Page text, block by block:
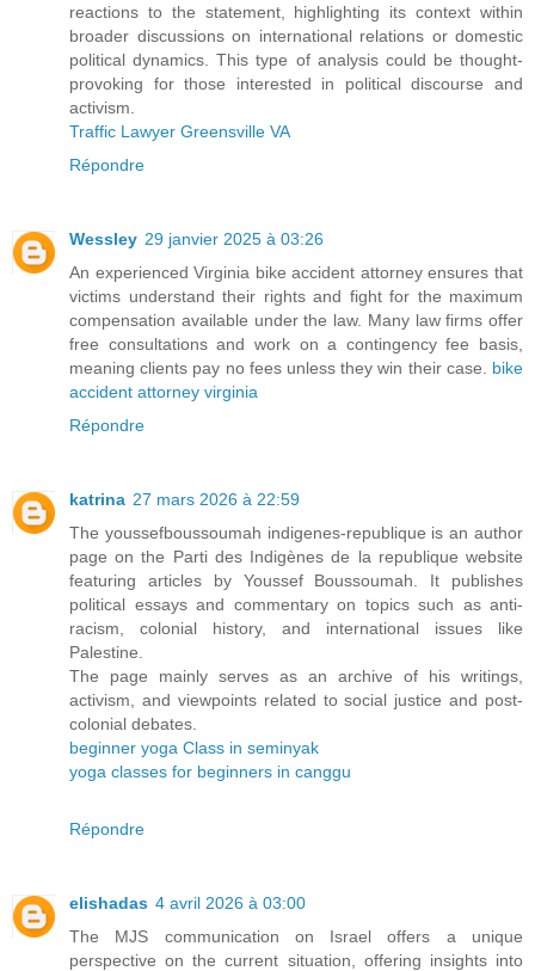
reactions to the statement, highlighting its context within
broader discussions on international relations or domestic
political dynamics. This type of analysis could be thought-
provoking for those interested in political discourse and
activism.
Traffic Lawyer Greensville VA
Répondre
Wessley 29 janvier 2025 à 03:26
An experienced Virginia bike accident attorney ensures that
victims understand their rights and fight for the maximum
compensation available under the law. Many law firms offer
free consultations and work on a contingency fee basis,
meaning clients pay no fees unless they win their case. bike
accident attorney virginia
Répondre
katrina 27 mars 2026 à 22:59
The youssefboussoumah indigenes-republique is an author
page on the Parti des Indigènes de la republique website
featuring articles by Youssef Boussoumah. It publishes
political essays and commentary on topics such as anti-
racism, colonial history, and international issues like
Palestine.
The page mainly serves as an archive of his writings,
activism, and viewpoints related to social justice and post-
colonial debates.
beginner yoga Class in seminyak
yoga classes for beginners in canggu
Répondre
elishadas 4 avril 2026 à 03:00
The MJS communication on Israel offers a unique
perspective on the current situation, offering insights into